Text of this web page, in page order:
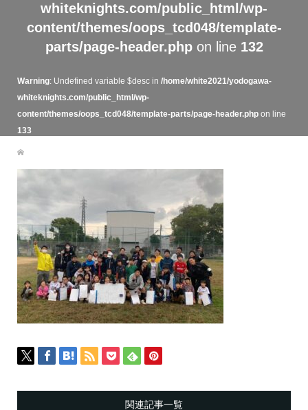
whiteknights.com/public_html/wp-
content/themes/oops_tcd048/template-
parts/page-header.phpon line 132
Warning: Undefined variable $desc in /home/white2021/yodogawa-
whiteknights.com/public_html/wp-
content/themes/oops_tcd048/template-parts/page-header.phpon line
133
関連記事一覧